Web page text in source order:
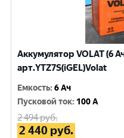
Аккумулятор VOLAT (6
арт.YTZ7S(iGEL)Volat
Емкость:6 Ач
Пусковой ток: 100 A
2 494руб.
2 440 руб.